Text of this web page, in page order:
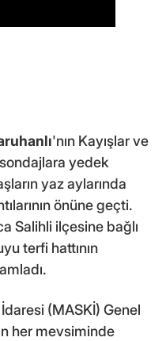
'nın Kayışlar ve
yedek
yaz aylarında
önüne geçti.
Salihli ilçesine bağlı
terfi hattının
(MASKİ) Genel
her mevsiminde